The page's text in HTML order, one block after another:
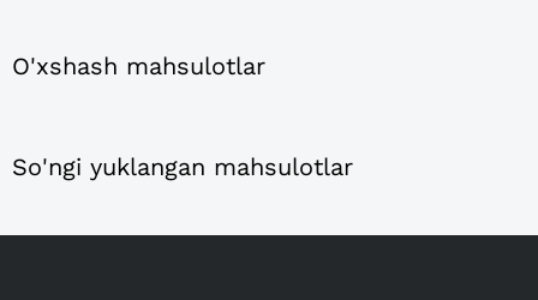
O'xshash mahsulotlar
So'ngi yuklangan mahsulotlar